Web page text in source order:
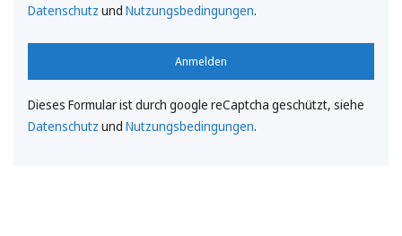
Datenschutz und Nutzungsbedingungen.
Anmelden
Dieses Formular ist durch google reCaptcha geschützt, siehe
Datenschutz und Nutzungsbedingungen.